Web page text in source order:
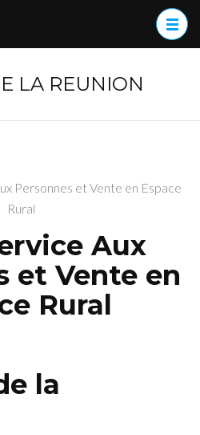
LA REUNION
Personnes et Vente en Espace
Rural
Aux
et Vente en
Rural
la